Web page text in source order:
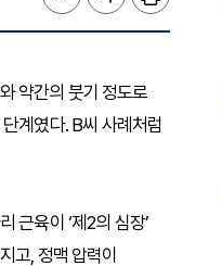
약간의 붓기 정도로
계였다. B씨 사례처럼
근육이 ‘제2의 심장’
고, 정맥 압력이